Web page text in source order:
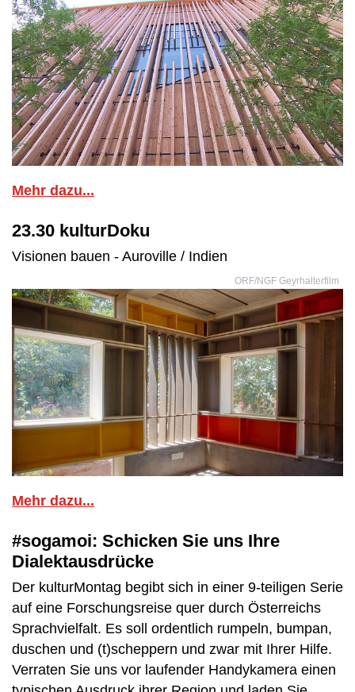
Mehr dazu...
23.30 kulturDoku
Visionen bauen - Auroville / Indien
ORF/NGF Geyrhalterfilm
Mehr dazu...
#sogamoi: Schicken Sie uns Ihre
Dialektausdrücke
Der kulturMontag begibt sich in einer 9-teiligen Serie
auf eine Forschungsreise quer durch Österreichs
Sprachvielfalt. Es soll ordentlich rumpeln, bumpan,
duschen und (t)scheppern und zwar mit Ihrer Hilfe.
Verraten Sie uns vor laufender Handykamera einen